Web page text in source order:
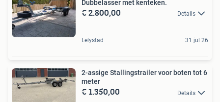
Dubbelasser met kenteken.
€ 2.800,00 Details
Lelystad 31 jul 26
2-assige Stallingstrailer voor boten tot 6
meter
€ 1.350,00 Details